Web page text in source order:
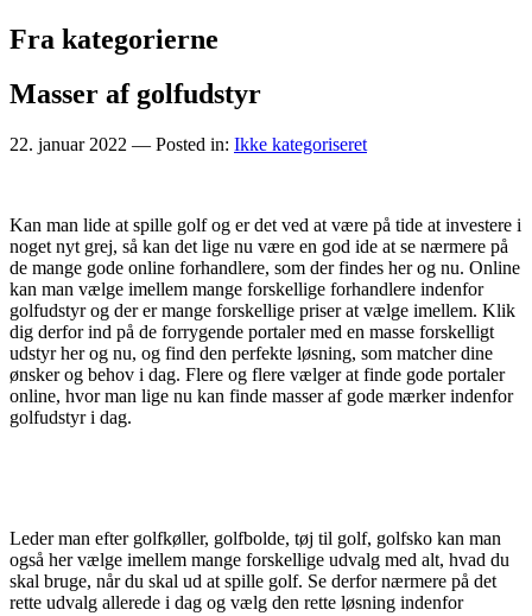
Fra kategorierne
Masser af golfudstyr
22. januar 2022 — Posted in: Ikke kategoriseret
Kan man lide at spille golf og er det ved at være på tide at investere i
noget nyt grej, så kan det lige nu være en god ide at se nærmere på
de mange gode online forhandlere, som der findes her og nu. Online
kan man vælge imellem mange forskellige forhandlere indenfor
golfudstyr og der er mange forskellige priser at vælge imellem. Klik
dig derfor ind på de forrygende portaler med en masse forskelligt
udstyr her og nu, og find den perfekte løsning, som matcher dine
ønsker og behov i dag. Flere og flere vælger at finde gode portaler
online, hvor man lige nu kan finde masser af gode mærker indenfor
golfudstyr i dag.
Leder man efter golfkøller, golfbolde, tøj til golf, golfsko kan man
også her vælge imellem mange forskellige udvalg med alt, hvad du
skal bruge, når du skal ud at spille golf. Se derfor nærmere på det
rette udvalg allerede i dag og vælg den rette løsning indenfor